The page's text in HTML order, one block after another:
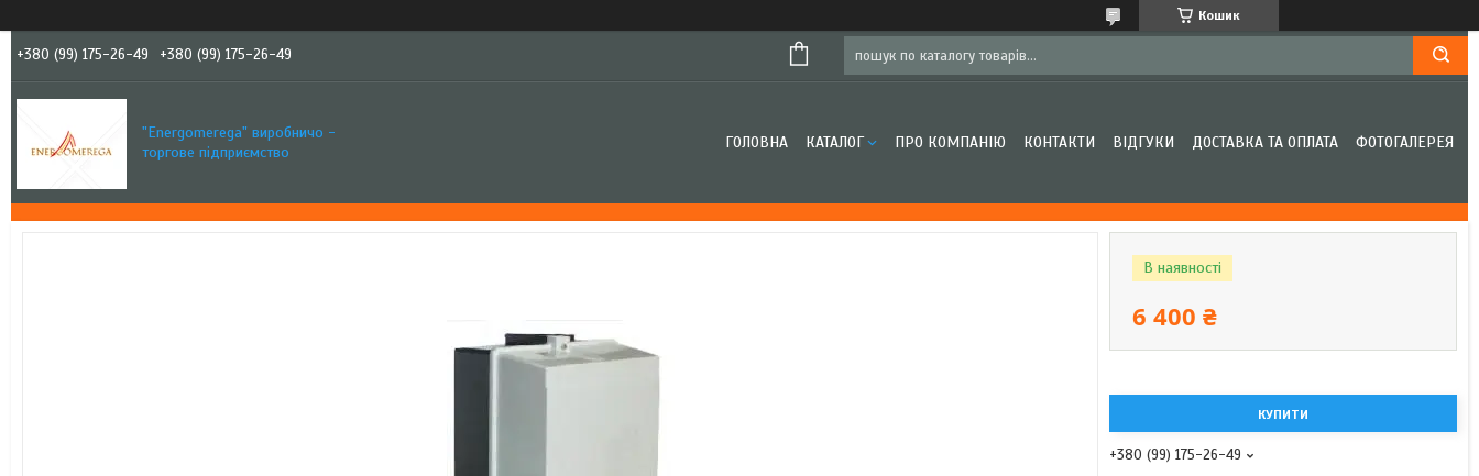
Кошик
+380 (99) 175-26-49 +380 (99) 175-26-49
"Еnergomerega" виробничо -
торгове підприємство
ГОЛОВНА КАТАЛОГ ПРО КОМПАНІЮ КОНТАКТИ ВІДГУКИ ДОСТАВКА ТА ОПЛАТА ФОТОГАЛЕРЕЯ
В наявності
6 400 ₴
КУПИТИ
+380 (99) 175-26-49